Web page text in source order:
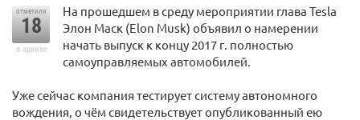
отметили
18
в архиве
На прошедшем в среду мероприятии глава Tesla
Элон Маск (Elon Musk) объявил о намерении
начать выпуск к концу 2017 г. полностью
самоуправляемых автомобилей.
Уже сейчас компания тестирует систему автономного
вождения, о чём свидетельствует опубликованный ею